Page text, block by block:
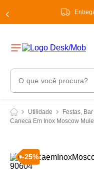
O que você procura?
Utilidade Festas, Bar
Caneca Em Inox Moscow
-25%
Termos Mais
3º torneira